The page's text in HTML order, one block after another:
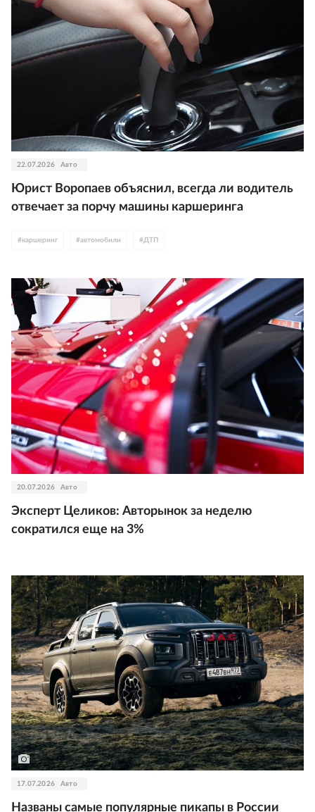
22.07.2026 Авто
Юрист Воропаев объяснил, всегда ли водитель
отвечает за порчу машины каршеринга
#каршеринг #автомобили #ДТП
20.07.2026 Авто
Эксперт Целиков: Авторынок за неделю
сократился еще на 3%
17.07.2026 Авто
Названы самые популярные пикапы в России